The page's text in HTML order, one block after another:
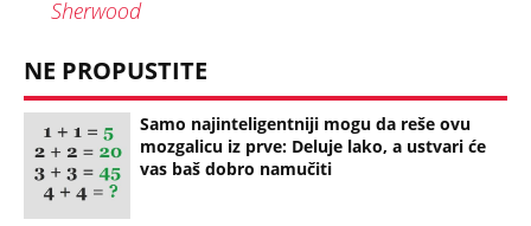
Samo najinteligentniji mogu da reše ovu
mozgalicu iz prve: Deluje lako, a ustvari će
vas baš dobro namučiti